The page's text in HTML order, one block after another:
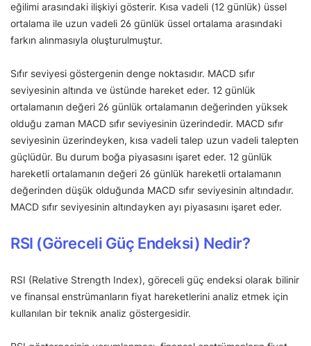
eğilimi arasındaki ilişkiyi gösterir. Kısa vadeli (12 günlük) üssel
ortalama ile uzun vadeli 26 günlük üssel ortalama arasındaki
farkın alınmasıyla oluşturulmuştur.
Sıfır seviyesi göstergenin denge noktasıdır. MACD sıfır
seviyesinin altında ve üstünde hareket eder. 12 günlük
ortalamanın değeri 26 günlük ortalamanın değerinden yüksek
olduğu zaman MACD sıfır seviyesinin üzerindedir. MACD sıfır
seviyesinin üzerindeyken, kısa vadeli talep uzun vadeli talepten
güçlüdür. Bu durum boğa piyasasını işaret eder. 12 günlük
hareketli ortalamanın değeri 26 günlük hareketli ortalamanın
değerinden düşük olduğunda MACD sıfır seviyesinin altındadır.
MACD sıfır seviyesinin altındayken ayı piyasasını işaret eder.
RSI (Göreceli Güç Endeksi) Nedir?
RSI (Relative Strength Index), göreceli güç endeksi olarak bilinir
ve finansal enstrümanların fiyat hareketlerini analiz etmek için
kullanılan bir teknik analiz göstergesidir.